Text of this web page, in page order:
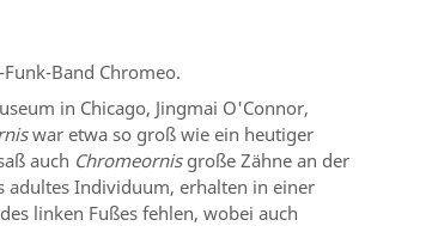
Band Chromeo.
in Chicago, Jingmai O'Connor,
war etwa so groß wie ein heutiger
auch Chromeornisgroße Zähne an der
adultes Individuum, erhalten in einer
linken Fußes fehlen, wobei auch